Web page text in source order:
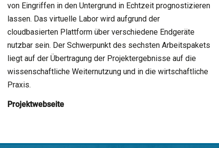
von Eingriffen in den Untergrund in Echtzeit prognostizieren
lassen. Das virtuelle Labor wird aufgrund der
cloudbasierten Plattform über verschiedene Endgeräte
nutzbar sein. Der Schwerpunkt des sechsten Arbeitspakets
liegt auf der Übertragung der Projektergebnisse auf die
wissenschaftliche Weiternutzung und in die wirtschaftliche
Praxis.
Projektwebseite